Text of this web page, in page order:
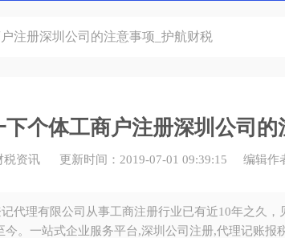
注册深圳公司的注意事项_护航财税
下个体工商户注册深圳公司
税资讯 更新时间：2019-07-01 09:39:15 编辑
代理有限公司从事工商注册行业已有近10年之久
今。一站式企业服务平台,深圳公司注册,代理记账报